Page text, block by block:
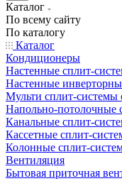
Каталог
По всему сайту
По каталогу
Каталог
Кондиционеры
Настенные сплит-
Настенные
Мульти сплит-системы
Напольно-потолочные
Канальные сплит-
Кассетные сплит-
Колонные сплит-
Вентиляция
Бытовая приточная